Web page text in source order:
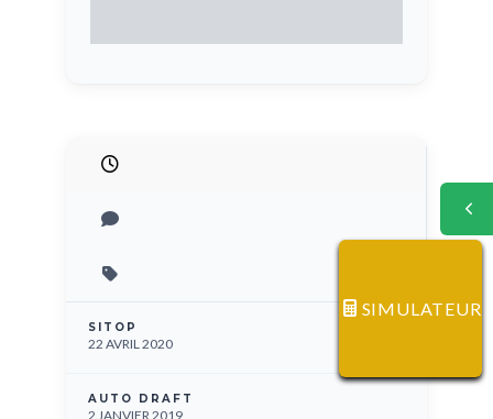
SITOP
22 AVRIL 2020
AUTO DRAFT
2 JANVIER 2019
SIMULATEUR